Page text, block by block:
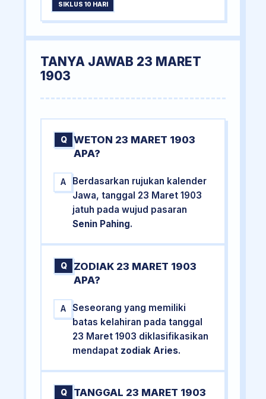
SIKLUS 10 HARI
TANYA JAWAB 23 MARET
1903
Q
WETON 23 MARET 1903
APA?
A
Berdasarkan rujukan kalender
Jawa, tanggal 23 Maret 1903
jatuh pada wujud pasaran
Senin Pahing.
Q
ZODIAK 23 MARET 1903
APA?
A
Seseorang yang memiliki
batas kelahiran pada tanggal
23 Maret 1903 diklasifikasikan
mendapat zodiak Aries.
Q
TANGGAL 23 MARET 1903